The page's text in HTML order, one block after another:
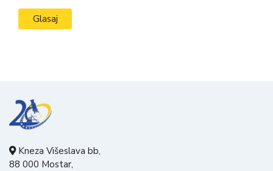
Kneza Višeslava bb,
88 000 Mostar,